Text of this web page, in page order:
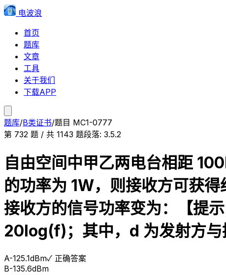
电波浪
首页
题库
文章
工具
关于我们
下载APP
题库/B类证书/题目 MC1-0777
第 732 题 / 共 1143 题段落: 3.5.2
自由空间中甲乙两电台相距
的功率为 1W，则接收方可获
接收方的信号功率变为：【提
20log(f)；其中，d 为发射方与
A-125.1dBm✓ 正确答案
B-135.6dBm